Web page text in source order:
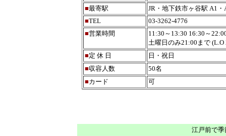
■最寄駅
JR・地下鉄市ヶ谷駅 A1
■TEL
03-3262-4776
■営業時間
11:30～13:30 16:30～
土曜日のみ21:00まで (L.O
■定 休 日
日・祝日
■収容人数
50名
■カード 可
江戸前で